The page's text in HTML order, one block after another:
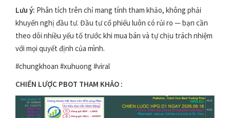
Lưu ý: Phân tích trên chỉ mang tính tham khảo, không phải
khuyến nghị đầu tư. Đầu tư cổ phiếu luôn có rủi ro — bạn cần
theo dõi nhiều yếu tố trước khi mua bán và tự chịu trách nhiệm
với mọi quyết định của mình.
#chungkhoan #xuhuong #viral
CHIẾN LƯỢC PBOT THAM KHẢO :